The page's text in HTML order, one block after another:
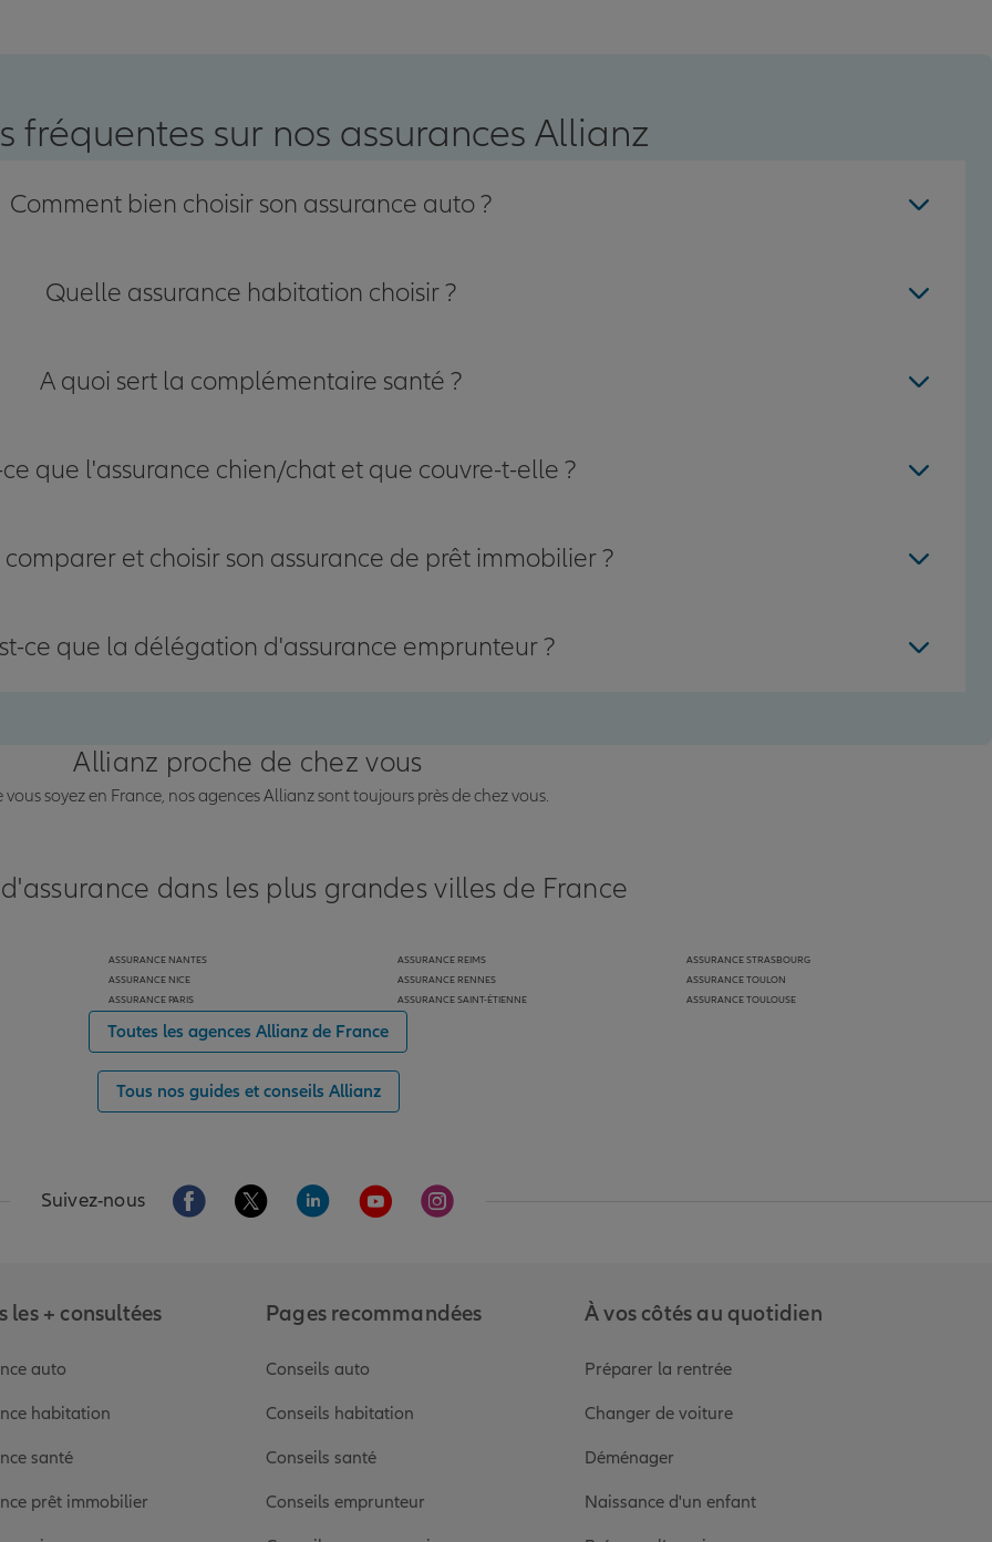
fréquentes sur nos assurances Allianz
Comment bien choisir son assurance auto ?
Quelle assurance habitation choisir ?
A quoi sert la complémentaire santé ?
que l'assurance chien/chat et que couvre-t-elle ?
et choisir son assurance de prêt immobilier ?
ce que la délégation d'assurance emprunteur ?
Allianz proche de chez vous
vous soyez en France, nos agences Allianz sont toujours près de chez vous.
dans les plus grandes villes de France
ASSURANCE NANTES
ASSURANCE NICE
ASSURANCE PARIS
ASSURANCE REIMS
ASSURANCE RENNES
ASSURANCE SAINT-ÉTIENNE
ASSURANCE STRASBOURG
ASSURANCE TOULON
ASSURANCE TOULOUSE
Toutes les agences Allianz de France
Tous nos guides et conseils Allianz
Suivez-nous Aller sur la page Facebook de Allianz
Aller sur la page Twitter de Allianz
Aller sur la page Linkedin de Allianz
Aller sur la page Youtube de Allianz
Aller sur la page Instagram de Allianz
les + consultées
auto
habitation
santé
prêt immobilier
Pages recommandées
Conseils auto
Conseils habitation
Conseils santé
Conseils emprunteur
À vos côtés au quotidien
Préparer la rentrée
Changer de voiture
Déménager
Naissance d'un enfant